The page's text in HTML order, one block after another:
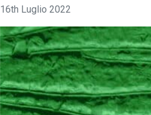
16th Luglio 2022